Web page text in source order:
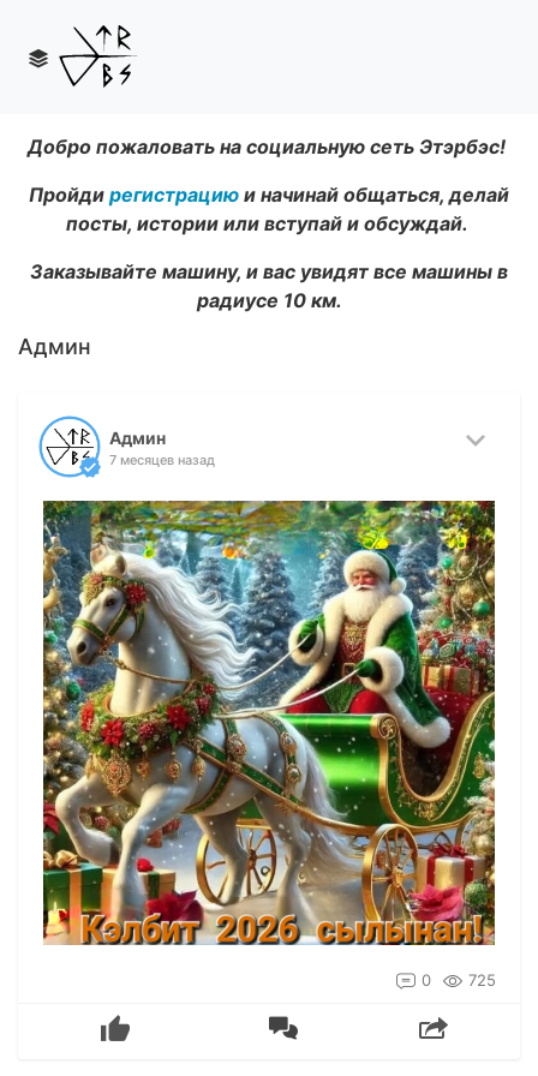
Добро пожаловать на социальную сеть Этэрбэс!
Пройди регистрацию и начинай общаться, делай
посты, истории или вступай и обсуждай.
Заказывайте машину, и вас увидят все машины в
радиусе 10 км.
Админ
Админ
7 месяцев назад
0 725